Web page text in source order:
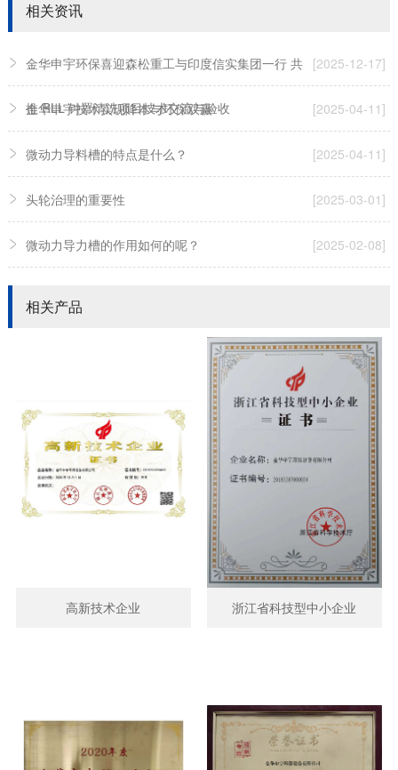
相关资讯
[2025-12-17]
金华申宇环保喜迎森松重工与印度信实集团一行 共
推 RLL 钟罩清洗项目技术交流与验收 [2025-04-11]
金华申宇技术实现降本与环保双赢
[2025-04-11]
微动力导料槽的特点是什么？
[2025-03-01]
头轮治理的重要性
[2025-02-08]
微动力导力槽的作用如何的呢？
相关产品
高新技术企业 浙江省科技型中小企业